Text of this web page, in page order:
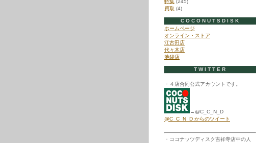
特集 (245)
買取 (4)
COCONUTSDISK
ホームページ
オンライン・ストア
江古田店
代々木店
池袋店
TWITTER
・４店合同公式アカウントです。
→@C_C_N_D
@C_C_N_D からのツイート
・ココナッツディスク吉祥寺店中の人